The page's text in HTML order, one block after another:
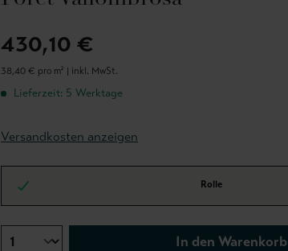
430,10 €
38,40 € pro m² | inkl. MwSt.
Lieferzeit: 5 Werktage
Versandkosten anzeigen
Rolle
In den Warenkorb